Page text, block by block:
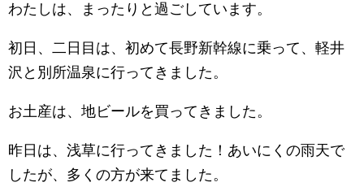
わたしは、まったりと過ごしています。
初日、二日目は、初めて長野新幹線に乗って、軽井
沢と別所温泉に行ってきました。
お土産は、地ビールを買ってきました。
昨日は、浅草に行ってきました！あいにくの雨天で
したが、多くの方が来てました。